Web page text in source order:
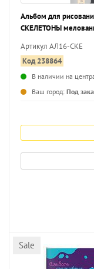
Альбом для
СКЕЛЕТОНЫ
Артикул АЛ16-СКЕ
Код 238864
В наличии на
Ваш город: Под
Sale